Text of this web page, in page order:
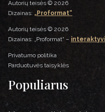
Autorių teisės © 2026
Dizainas: „Proformat“
Autorių teisės © 2026
Dizainas: „Proformat“ –
Privatumo politika
Parduotuvės taisyklės
Populiarus